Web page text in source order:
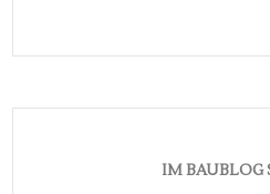
IM BAUBLOG